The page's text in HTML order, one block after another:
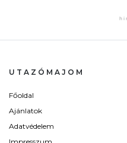
UTAZÓMAJOM
Főoldal
Ajánlatok
Adatvédelem